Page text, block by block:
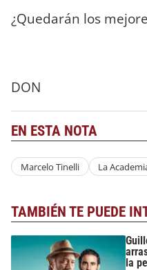
¿Quedarán los
DON
EN ESTA NOTA
Marcelo Tinelli La
TAMBIÉN TE PUEDE
la